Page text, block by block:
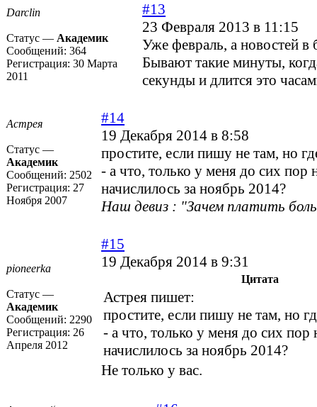
Darclin
Статус — Академик
Сообщений: 364
Регистрация: 30 Марта
2011
#13
23 Февраля 2013 в 11:15
Уже февраль, а новостей в
Бывают такие минуты,
секунды и длится это
Астрея
Статус —
Академик
Сообщений: 2502
Регистрация: 27
Ноября 2007
#14
19 Декабря 2014 в 8:58
простите, если пишу не там, но
- а что, только у меня до сих пор
начислилось за ноябрь 2014?
Наш девиз : "Зачем платить
pioneerka
Статус —
Академик
Сообщений: 2290
Регистрация: 26
Апреля 2012
#15
19 Декабря 2014 в 9:31
Цитата
Астрея пишет:
простите, если пишу не там, но
- а что, только у меня до сих пор
начислилось за ноябрь 2014?
Не только у вас.